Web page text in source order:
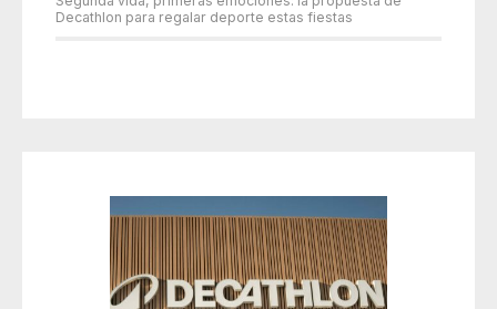
Decathlon para regalar deporte estas fiestas